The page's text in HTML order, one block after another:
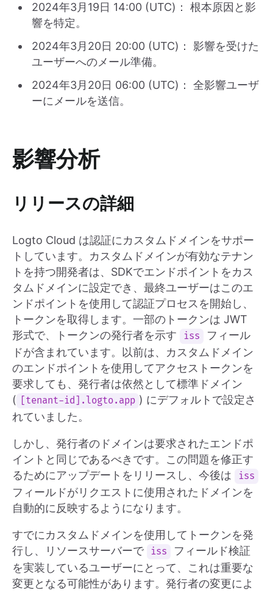
2024年3月19日 14:00 (UTC)： 根本原因と影
響を特定。
2024年3月20日 20:00 (UTC)： 影響を受けた
ユーザーへのメール準備。
2024年3月20日 06:00 (UTC)： 全影響ユーザ
ーにメールを送信。
影響分析
リリースの詳細
Logto Cloud は認証にカスタムドメインをサポー
トしています。カスタムドメインが有効なテナン
トを持つ開発者は、SDKでエンドポイントをカス
タムドメインに設定でき、最終ユーザーはこのエ
ンドポイントを使用して認証プロセスを開始し、
トークンを取得します。一部のトークンは JWT
形式で、トークンの発行者を示す
iss
フィール
ドが含まれています。以前は、カスタムドメイン
のエンドポイントを使用してアクセストークンを
要求しても、発行者は依然として標準ドメイン
( [tenant-id].logto.app ) にデフォルトで設定さ
れていました。
しかし、発行者のドメインは要求されたエンドポ
イントと同じであるべきです。この問題を修正す
るためにアップデートをリリースし、今後は
iss
フィールドがリクエストに使用されたドメインを
自動的に反映するようになります。
すでにカスタムドメインを使用してトークンを発
行し、リソースサーバーで
iss
フィールド検証
を実装しているユーザーにとって、これは重要な
変更となる可能性があります。発行者の変更によ